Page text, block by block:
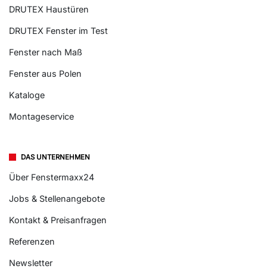
DRUTEX Haustüren
DRUTEX Fenster im Test
Fenster nach Maß
Fenster aus Polen
Kataloge
Montageservice
DAS UNTERNEHMEN
Über Fenstermaxx24
Jobs & Stellenangebote
Kontakt & Preisanfragen
Referenzen
Newsletter